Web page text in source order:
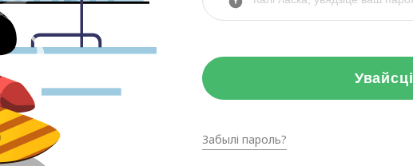
Увайсці
Забылі пароль?